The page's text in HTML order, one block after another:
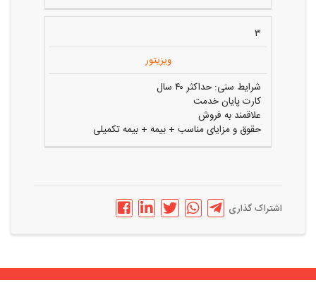
۳
ویزیتور
شرایط سنی: حداکثر ۴۰ سال
کارت پایان خدمت
علاقمند به فروش
حقوق و مزایای مناسب + بیمه + بیمه تکمیلی
اشتراک گذاری